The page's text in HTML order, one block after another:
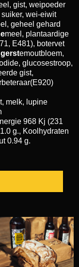
gist, weipoeder
wei-eiwit
geheel gehard
meel, plantaardige
E481), botervet
gerstemoutbloem,
glucosestroop,
gist,
melk, lupine
968 Kj (231
g., Koolhydraten
0.94 g.